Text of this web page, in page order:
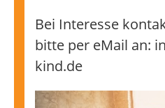
Bei Interesse
bitte per eMail an:
kind.de